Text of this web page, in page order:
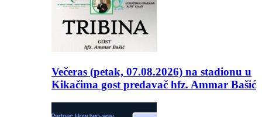
Večeras (petak, 07.08.2026) na stadionu u
Kikačima gost predavač hfz. Ammar Bašić